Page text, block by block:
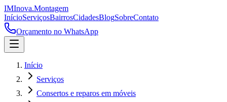
IMInova.Montagem
InícioServiçosBairrosCidadesBlogSobreContato
Orçamento no WhatsApp
Início
Serviços
Consertos e reparos em móveis